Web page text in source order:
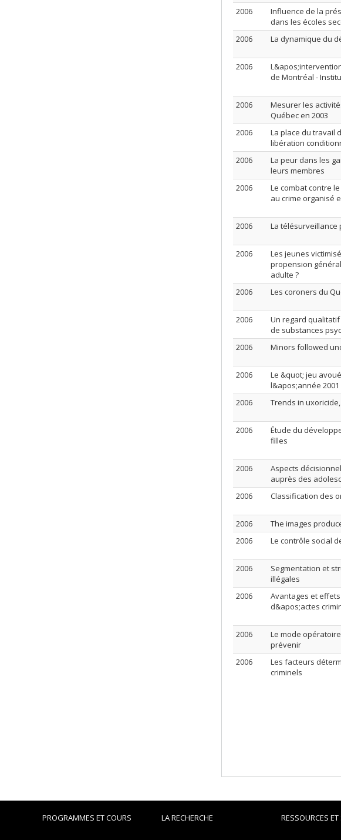
2006
Influence de la
dans les écoles
2006
La dynamique du
2006
de Montréal -
2006
Mesurer les
Québec en 2003
2006
La place du travail
libération
2006
La peur dans les
leurs membres
2006
Le combat contre
au crime organisé
2006 La télésurveillance
2006
Les jeunes
propension
adulte ?
2006 Les coroners du
2006
Un regard
de substances
2006 Minors followed
2006
Le &quot; jeu
l&apos;année 2001
2006 Trends in
2006
Étude du
filles
2006
Aspects
auprès des
2006 Classification des
2006 The images
2006
Le contrôle social
2006
Segmentation et
illégales
2006
Avantages et
d&apos;actes
2006
Le mode
prévenir
2006
Les facteurs
criminels
PROGRAMMES ET COURS LA RECHERCHE RESSOURCES ET